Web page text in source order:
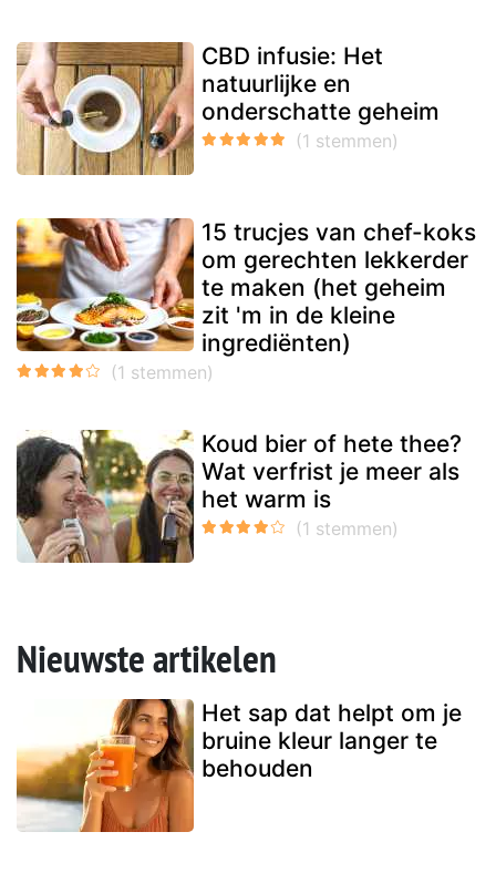
CBD infusie: Het
natuurlijke en
onderschatte geheim
15 trucjes van chef-koks
om gerechten lekkerder
te maken (het geheim
zit 'm in de kleine
ingrediënten)
Koud bier of hete thee?
Wat verfrist je meer als
het warm is
Nieuwste artikelen
Het sap dat helpt om je
bruine kleur langer te
behouden